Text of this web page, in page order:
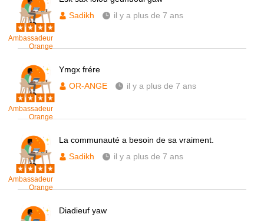
Ambassadeur
Orange
Sadikh
il y a plus de 7 ans
Ambassadeur
Orange
Ymgx frére
OR-ANGE
il y a plus de 7 ans
Ambassadeur
Orange
La communauté a besoin de sa vraiment.
Sadikh
il y a plus de 7 ans
Diadieuf yaw